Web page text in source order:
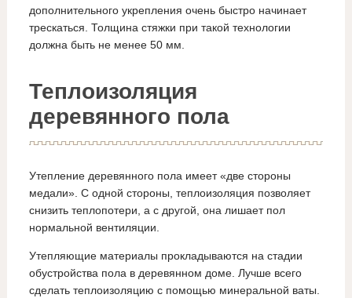
дополнительного укрепления очень быстро начинает
трескаться. Толщина стяжки при такой технологии
должна быть не менее 50 мм.
Теплоизоляция
деревянного пола
Утепление деревянного пола имеет «две стороны
медали». С одной стороны, теплоизоляция позволяет
снизить теплопотери, а с другой, она лишает пол
нормальной вентиляции.
Утепляющие материалы прокладываются на стадии
обустройства пола в деревянном доме. Лучше всего
сделать теплоизоляцию с помощью минеральной ваты.